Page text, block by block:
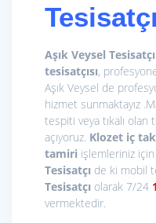
Tesisatçı
Aşık Veysel Tesisatçı
tesisatçısı,
Aşık Veysel de
hizmet sunmaktayız
tespiti veya tıkalı
açıyoruz. Klozet iç
tamiri işlemleriniz için
Tesisatçı de ki mobil
Tesisatçı olarak 7/24
vermektedir.